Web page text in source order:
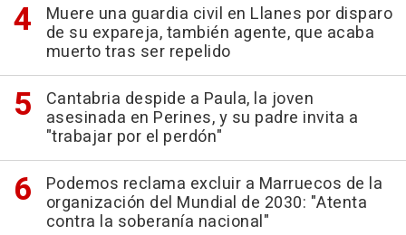
Muere una guardia civil en Llanes por disparo
de su expareja, también agente, que acaba
muerto tras ser repelido
Cantabria despide a Paula, la joven
asesinada en Perines, y su padre invita a
"trabajar por el perdón"
Podemos reclama excluir a Marruecos de la
organización del Mundial de 2030: "Atenta
contra la soberanía nacional"